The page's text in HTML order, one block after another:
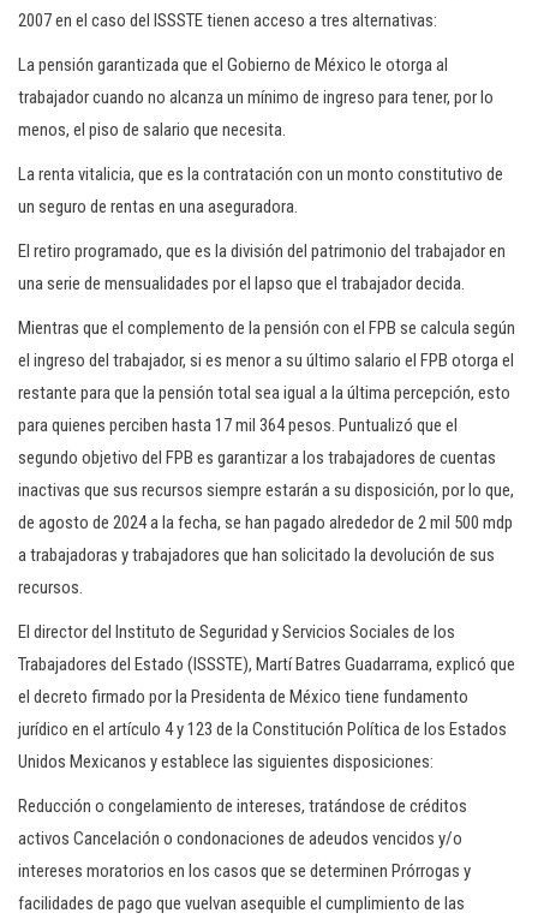
2007 en el caso del ISSSTE tienen acceso a tres alternativas:
La pensión garantizada que el Gobierno de México le otorga al
trabajador cuando no alcanza un mínimo de ingreso para tener, por lo
menos, el piso de salario que necesita.
La renta vitalicia, que es la contratación con un monto constitutivo de
un seguro de rentas en una aseguradora.
El retiro programado, que es la división del patrimonio del trabajador en
una serie de mensualidades por el lapso que el trabajador decida.
Mientras que el complemento de la pensión con el FPB se calcula según
el ingreso del trabajador, si es menor a su último salario el FPB otorga el
restante para que la pensión total sea igual a la última percepción, esto
para quienes perciben hasta 17 mil 364 pesos. Puntualizó que el
segundo objetivo del FPB es garantizar a los trabajadores de cuentas
inactivas que sus recursos siempre estarán a su disposición, por lo que,
de agosto de 2024 a la fecha, se han pagado alrededor de 2 mil 500 mdp
a trabajadoras y trabajadores que han solicitado la devolución de sus
recursos.
El director del Instituto de Seguridad y Servicios Sociales de los
Trabajadores del Estado (ISSSTE), Martí Batres Guadarrama, explicó que
el decreto firmado por la Presidenta de México tiene fundamento
jurídico en el artículo 4 y 123 de la Constitución Política de los Estados
Unidos Mexicanos y establece las siguientes disposiciones:
Reducción o congelamiento de intereses, tratándose de créditos
activos Cancelación o condonaciones de adeudos vencidos y/o
intereses moratorios en los casos que se determinen Prórrogas y
facilidades de pago que vuelvan asequible el cumplimiento de las